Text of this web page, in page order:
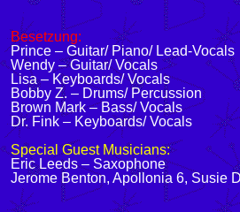
Besetzung:
Prince – Guitar/ Piano/ Lead-Vocals
Wendy – Guitar/ Vocals
Lisa – Keyboards/ Vocals
Bobby Z. – Drums/ Percussion
Brown Mark – Bass/ Vocals
Dr. Fink – Keyboards/ Vocals
Special Guest Musicians:
Eric Leeds – Saxophone
Jerome Benton, Apollonia 6, Susie